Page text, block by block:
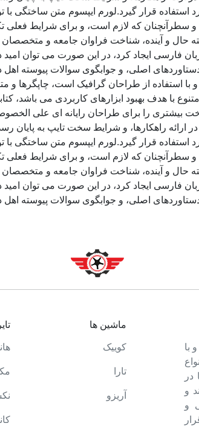
قرار گیرد.لورم ایپسوم متن ساختگی با
که لازم است، و برای شرایط فعلی
و آینده، شناخت فراوان جامعه و متخصصان
فارسی ایجاد کرد، در این صورت می توان امید
اصلی، و جوابگوی سوالات پیوسته اهل
استفاده از طراحان گرافیک است، چاپگرها و
با هدف بهبود ابزارهای کاربردی می
بیشتری را برای طراحان رایانه ای علی
راهکارها، و شرایط سخت تایپ به پایان
قرار گیرد.لورم ایپسوم متن ساختگی با
که لازم است، و برای شرایط فعلی
و آینده، شناخت فراوان جامعه و متخصصان
فارسی ایجاد کرد، در این صورت می توان امید
اصلی، و جوابگوی سوالات پیوسته اهل
و با
و
و
ماشین ها
کوییک
تارا
آریزو
تایر